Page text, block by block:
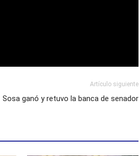
Artículo siguiente
Sosa ganó y retuvo la banca de senador